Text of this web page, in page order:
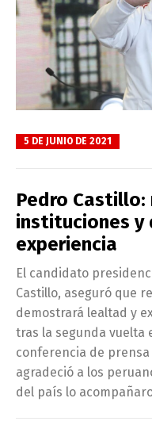
5 DE JUNIO DE 2021
Pedro
instituciones
experiencia
El candidato
Castillo, aseguró que
demostrará lealtad y
tras la segunda vuelta
conferencia de
agradeció a los
del país lo